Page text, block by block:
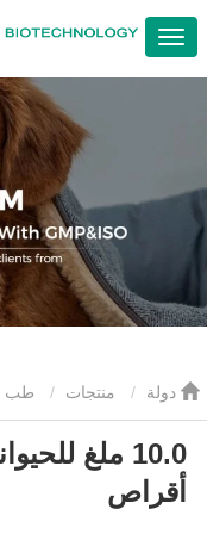
منتجات طب
للحيوانات الأليفة إنالابريل
10.0 ملغ
أقراص